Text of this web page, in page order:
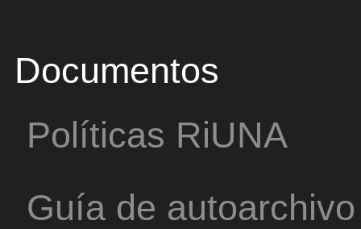
Documentos
Políticas RiUNA
Guía de autoarchivo